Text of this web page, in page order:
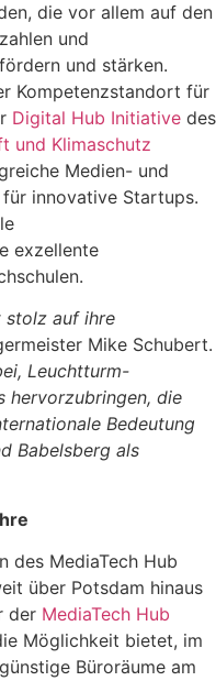
die vor allem auf den
und
und stärken.
Kompetenzstandort für
Digital Hub Initiative des
und Klimaschutz
Medien- und
innovative Startups.
exzellente
stolz auf ihre
Mike Schubert.
Leuchtturm-
hervorzubringen, die
Bedeutung
Babelsberg als
des MediaTech Hub
über Potsdam hinaus
der MediaTech Hub
Möglichkeit bietet, im
Büroräume am